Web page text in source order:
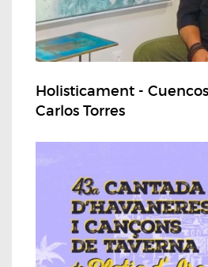
Holisticament -
Carlos Torres